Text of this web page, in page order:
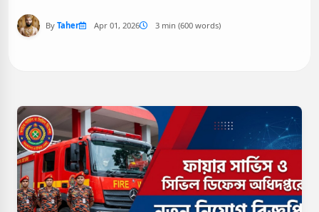
By Taher Apr 01, 2026 3 min (600 words)